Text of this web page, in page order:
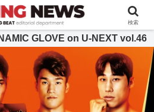
クシング・ビート] 公式サイト
GLOVE on U-NEXT vol.46
検索